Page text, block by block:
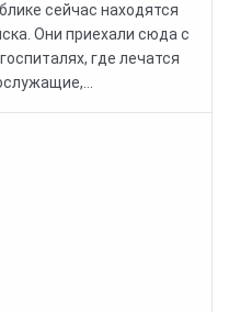
сейчас находятся
Они приехали сюда с
где лечатся